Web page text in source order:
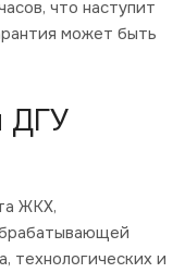
что наступит
может быть
ДГУ
ЖКХ,
технологических и